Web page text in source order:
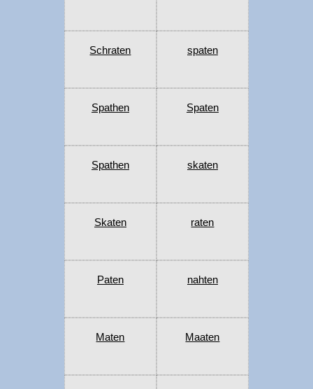
Schraten spaten
Spathen Spaten
Spathen skaten
Skaten raten
Paten nahten
Maten Maaten